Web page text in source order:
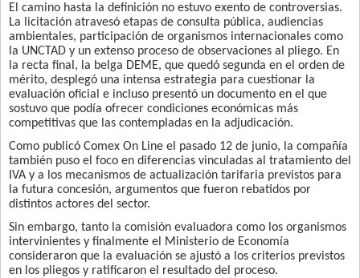
El camino hasta la definición no estuvo exento de controversias.
La licitación atravesó etapas de consulta pública, audiencias
ambientales, participación de organismos internacionales como
la UNCTAD y un extenso proceso de observaciones al pliego. En
la recta final, la belga DEME, que quedó segunda en el orden de
mérito, desplegó una intensa estrategia para cuestionar la
evaluación oficial e incluso presentó un documento en el que
sostuvo que podía ofrecer condiciones económicas más
competitivas que las contempladas en la adjudicación.
Como publicó Comex On Line el pasado 12 de junio, la compañía
también puso el foco en diferencias vinculadas al tratamiento del
IVA y a los mecanismos de actualización tarifaria previstos para
la futura concesión, argumentos que fueron rebatidos por
distintos actores del sector.
Sin embargo, tanto la comisión evaluadora como los organismos
intervinientes y finalmente el Ministerio de Economía
consideraron que la evaluación se ajustó a los criterios previstos
en los pliegos y ratificaron el resultado del proceso.